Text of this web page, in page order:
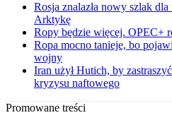
Rosja znalazła nowy szlak
Arktykę
Ropy będzie więcej. OPEC+
Ropa mocno tanieje, bo
wojny
Iran użył Hutich, by
kryzysu naftowego
Promowane treści